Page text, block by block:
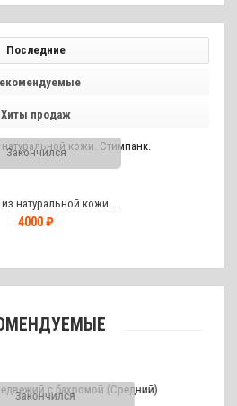
Последние
Хиты продаж
Закончился
натуральной кожи. ...
4000 ₽
Закончился